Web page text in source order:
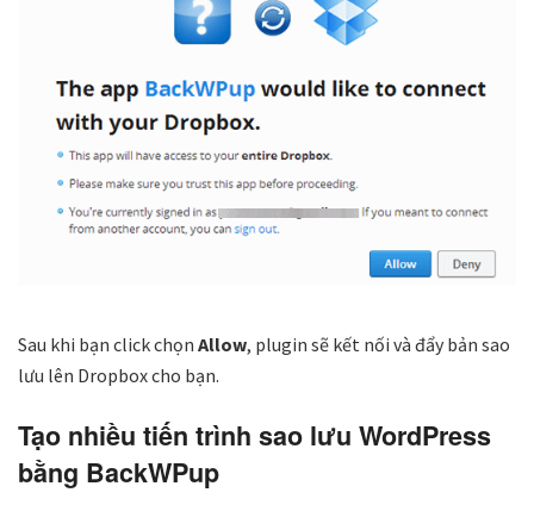
Sau khi bạn click chọn Allow, plugin sẽ kết nối và đẩy bản sao
lưu lên Dropbox cho bạn.
Tạo nhiều tiến trình sao lưu WordPress
bằng BackWPup